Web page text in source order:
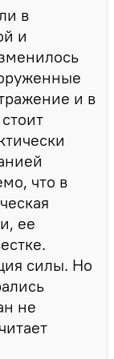
в
и
и в
что в
ее
силы. Но
не